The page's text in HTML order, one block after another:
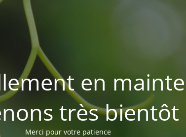
en
très bientôt
Merci pour votre patience